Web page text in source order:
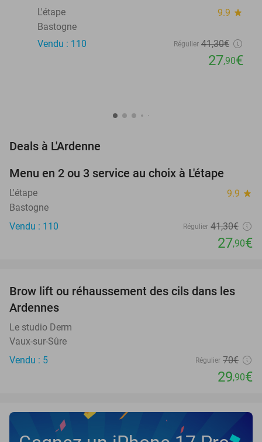
L'étape
9.9 star
Bastogne
Vendu : 110
Régulier 41,30€
27,90€
Deals à L'Ardenne
Menu en 2 ou 3 service au choix à L'étape
L'étape 9.9 star
Bastogne
Vendu : 110
Régulier 41,30€
27,90€
57%
Brow lift ou réhaussement des cils dans les
Ardennes
Le studio Derm
Vaux-sur-Sûre
Vendu : 5
Régulier 70€
29,90€